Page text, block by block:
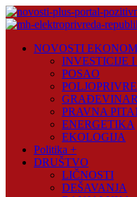
Skip
to
Plus
NOVOSTI
INVESTICIJE
POSAO
PRAVNA
ENERGETIKA
EKOLOGIJA
Politika +
DRUŠTVO
LIČNOSTI
DEŠAVANJA